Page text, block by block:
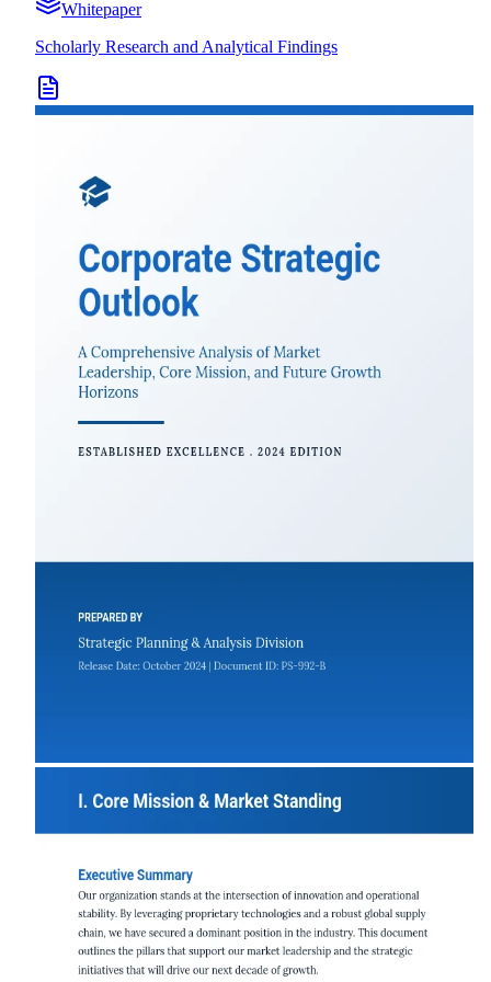
Whitepaper
Scholarly Research and Analytical Findings